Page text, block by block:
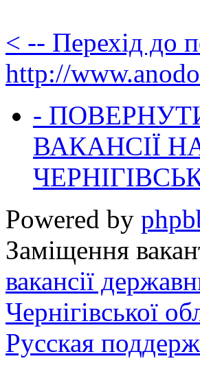
< -- Перехід до
http://
-
ВАКАНСІЇ
Powered by
Заміщення
вакансії
Чернігівської
Русская